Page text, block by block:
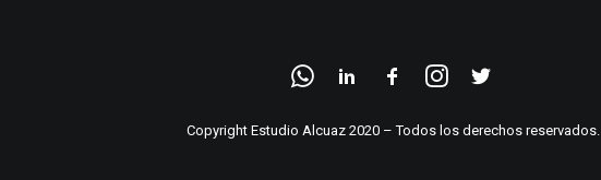
Copyright Estudio Alcuaz 2020 – Todos los derechos reservados.